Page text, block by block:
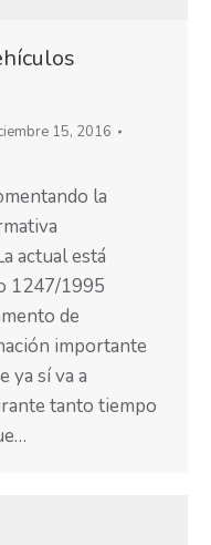
15, 2016
la
actual está
1247/1995
de
importante
ya sí va a
tanto tiempo